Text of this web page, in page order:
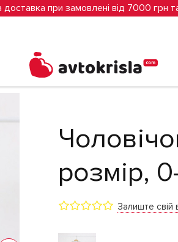
при замовлені від 7000 грн
розмір,
Залиште свій